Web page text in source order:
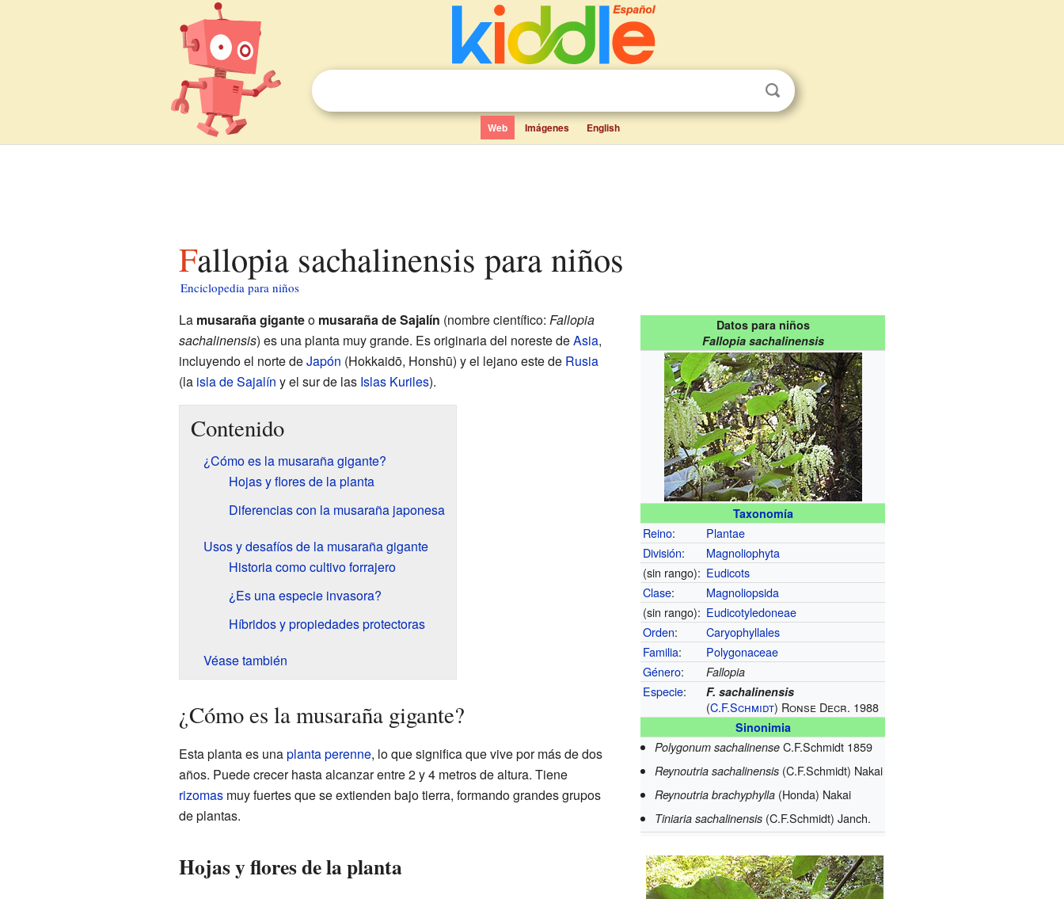
Web Imágenes English
Fallopia sachalinensis para niños
Enciclopedia para niños
Datos para niños
Fallopia sachalinensis
Taxonomía
Reino:
Plantae
División:
Magnoliophyta
(sin rango): Eudicots
Clase:
Magnoliopsida
(sin rango): Eudicotyledoneae
Orden:
Caryophyllales
Familia:
Polygonaceae
Género: Fallopia
Especie: F. sachalinensis
(C.F.Schmidt) Ronse Decr. 1988
Sinonimia
Polygonum sachalinense C.F.Schmidt 1859
Reynoutria sachalinensis (C.F.Schmidt) Nakai
Reynoutria brachyphylla (Honda) Nakai
Tiniaria sachalinensis (C.F.Schmidt) Janch.
La musaraña giganteo musaraña de Sajalín (nombre científico: Fallopia
sachalinensis) es una planta muy grande. Es originaria del noreste deAsia,
incluyendo el norte deJapón (Hokkaidō, Honshū) y el lejano este de Rusia
(la isla de Sajalín y el sur de las Islas Kuriles).
Contenido
¿Cómo es la musaraña gigante?
Hojas y flores de la planta
Diferencias con la musaraña japonesa
Usos y desafíos de la musaraña gigante
Historia como cultivo forrajero
¿Es una especie invasora?
Híbridos y propiedades protectoras
Véase también
¿Cómo es la musaraña gigante?
Esta planta es unaplanta perenne, lo que significa que vive por más de dos
años. Puede crecer hasta alcanzar entre 2 y 4 metros de altura. Tiene
rizomasmuy fuertes que se extienden bajo tierra, formando grandes grupos
de plantas.
Hojas y flores de la planta